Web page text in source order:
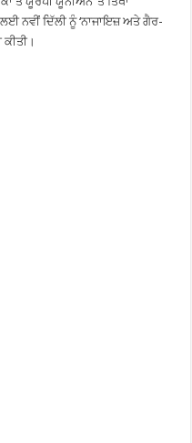
ਨਵੀਂ ਦਿੱਲੀ ਨੂੰ ‘ਨਾਜਾਇਜ਼ ਅਤੇ ਗੈਰ-